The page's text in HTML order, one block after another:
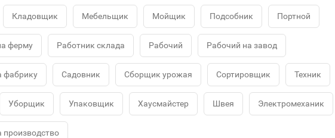
Кладовщик Мебельщик Мойщик Подсобник Портной
ферму Работник склада Рабочий Рабочий на завод
фабрику Садовник Сборщик урожая Сортировщик Техник
Уборщик Упаковщик Хаусмайстер Швея Электромеханик
производство